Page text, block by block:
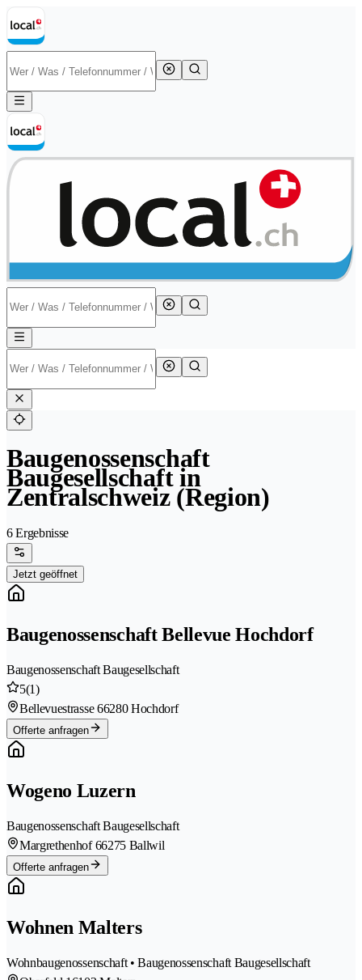
Baugenossenschaft
Baugesellschaft in
Zentralschweiz (Region)
6 Ergebnisse
Jetzt geöffnet
Baugenossenschaft Bellevue Hochdorf
Baugenossenschaft Baugesellschaft
5(1)
Bellevuestrasse 66280 Hochdorf
Offerte anfragen
Wogeno Luzern
Baugenossenschaft Baugesellschaft
Margrethenhof 66275 Ballwil
Offerte anfragen
Wohnen Malters
Wohnbaugenossenschaft • Baugenossenschaft Baugesellschaft